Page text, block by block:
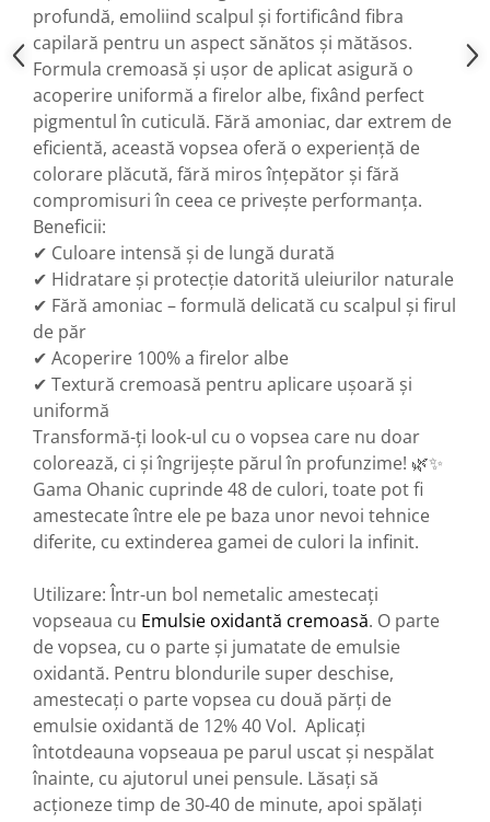
profundă, emoliind scalpul și fortificând fibra
capilară pentru un aspect sănătos și mătăsos.
Formula cremoasă și ușor de aplicat asigură o
acoperire uniformă a firelor albe, fixând perfect
pigmentul în cuticulă. Fără amoniac, dar extrem de
eficientă, această vopsea oferă o experiență de
colorare plăcută, fără miros înțepător și fără
compromisuri în ceea ce privește performanța.
Beneficii:
✔ Culoare intensă și de lungă durată
✔ Hidratare și protecție datorită uleiurilor naturale
✔ Fără amoniac – formulă delicată cu scalpul și firul
de păr
✔ Acoperire 100% a firelor albe
✔ Textură cremoasă pentru aplicare ușoară și
uniformă
Transformă-ți look-ul cu o vopsea care nu doar
colorează, ci și îngrijește părul în profunzime! 🌿✨
Gama Ohanic cuprinde 48 de culori, toate pot fi
amestecate între ele pe baza unor nevoi tehnice
diferite, cu extinderea gamei de culori la infinit.
Utilizare: Într-un bol nemetalic amestecați
vopseaua cu Emulsie oxidantă cremoasă. O parte
de vopsea, cu o parte și jumatate de emulsie
oxidantă. Pentru blondurile super deschise,
amestecați o parte vopsea cu două părți de
emulsie oxidantă de 12% 40 Vol. Aplicați
întotdeauna vopseaua pe parul uscat și nespălat
înainte, cu ajutorul unei pensule. Lăsați să
acționeze timp de 30-40 de minute, apoi spălați